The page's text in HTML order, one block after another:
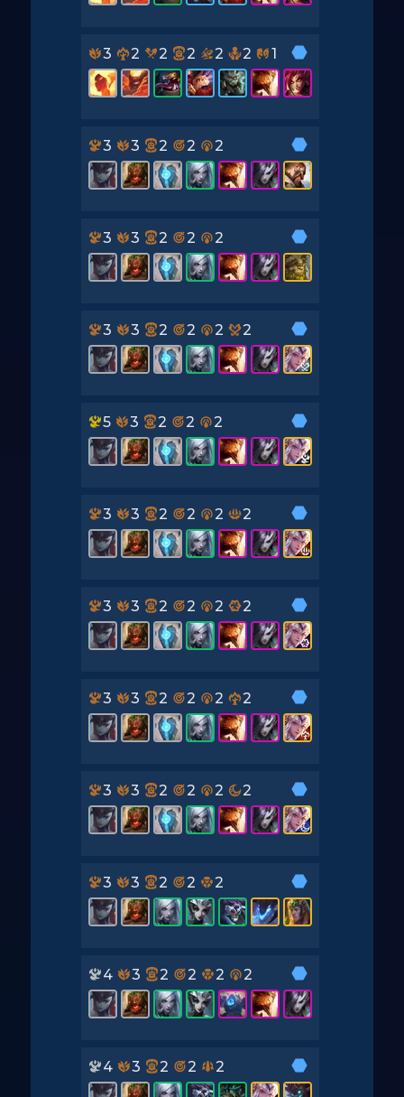
3 2 2 2 2 2 1
3 3 2 2 2
3 3 2 2 2
3 3 2 2 2 2
5 3 2 2 2
3 3 2 2 2 2
3 3 2 2 2 2
3 3 2 2 2 2
3 3 2 2 2 2
3 3 2 2 2
4 3 2 2 2 2
4 3 2 2 2